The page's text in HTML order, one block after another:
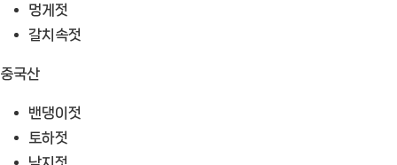
멍게젓
갈치속젓
중국산
밴댕이젓
토하젓